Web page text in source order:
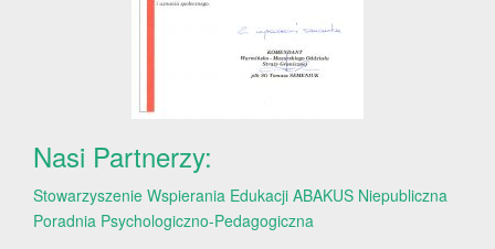
Nasi Partnerzy:
Stowarzyszenie Wspierania Edukacji ABAKUS Niepubliczna
Poradnia Psychologiczno-Pedagogiczna